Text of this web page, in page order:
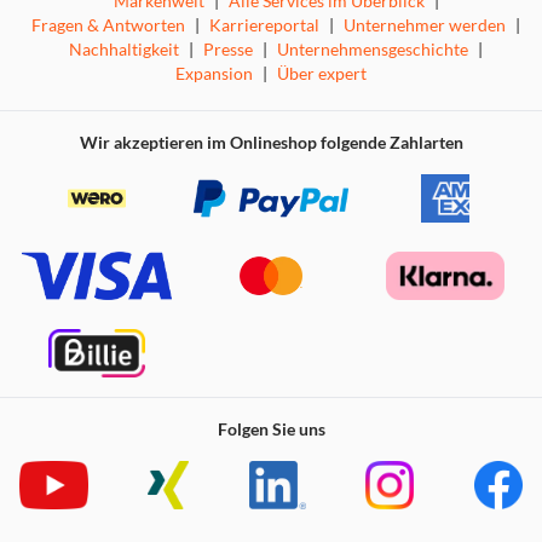
Fragen & Antworten | Karriereportal | Unternehmer werden |
Nachhaltigkeit | Presse | Unternehmensgeschichte |
Expansion | Über expert
Wir akzeptieren im Onlineshop folgende Zahlarten
Folgen Sie uns